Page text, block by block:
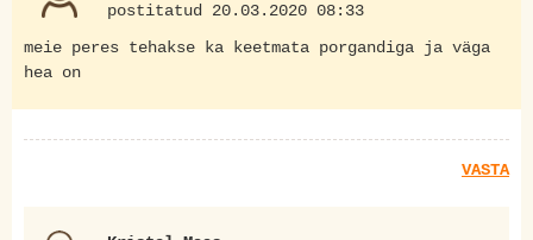
postitatud 20.03.2020 08:33
meie peres tehakse ka keetmata porgandiga ja väga
hea on
VASTA